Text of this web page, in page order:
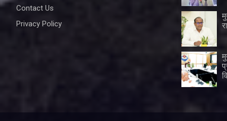
Contact Us
Privacy Policy